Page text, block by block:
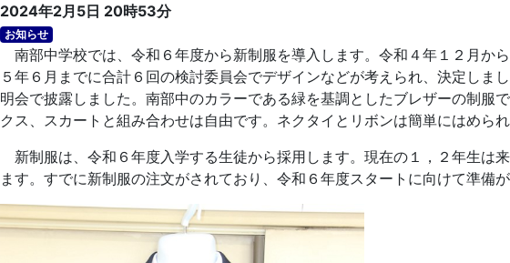
2024年2月5日 20時53分
お知らせ
南部中学校では、令和６年度から新制服を導入します。令和４年１２月か
５年６月までに合計６回の検討委員会でデザインなどが考えられ、決定しま
明会で披露しました。南部中のカラーである緑を基調としたブレザーの制服
クス、スカートと組み合わせは自由です。ネクタイとリボンは簡単にはめられ
新制服は、令和６年度入学する生徒から採用します。現在の１，２年生は
ます。すでに新制服の注文がされており、令和６年度スタートに向けて準備が